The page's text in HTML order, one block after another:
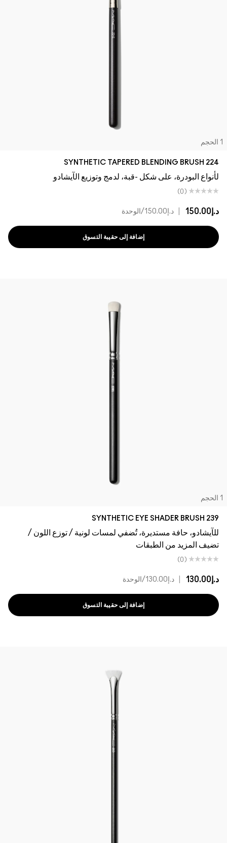
224 SYNTHETIC TAPERED BLENDING BRUSH
لأنواع البودرة، على شكل -قبة، لدمج وتوزيع الآيشادو
(0)
د.إ150.00 د.إ150.00 /الوحدة
إضافة إلى حقيبة التسوق
239 SYNTHETIC EYE SHADER BRUSH
للآيشادو، حافة مستديرة، تُضفي لمسات لونية / توزع اللون /
تضيف المزيد من الطبقات
(0)
د.إ130.00 د.إ130.00 /الوحدة
إضافة إلى حقيبة التسوق